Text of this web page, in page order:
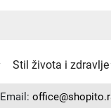
Stil života i zdravlje
Email: